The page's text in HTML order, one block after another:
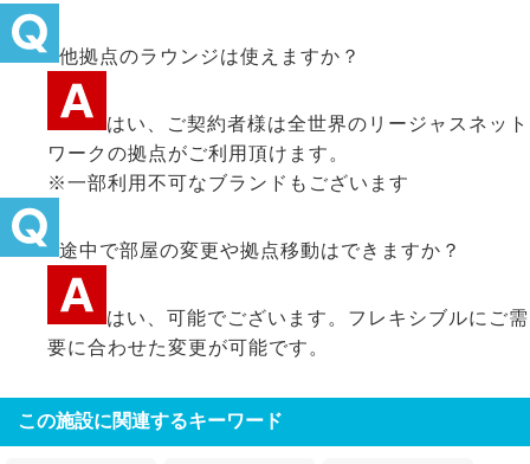
他拠点のラウンジは使えますか？
はい、ご契約者様は全世界のリージャスネット
ワークの拠点がご利用頂けます。
※一部利用不可なブランドもございます
途中で部屋の変更や拠点移動はできますか？
はい、可能でございます。フレキシブルにご需
要に合わせた変更が可能です。
この施設に関連するキーワード